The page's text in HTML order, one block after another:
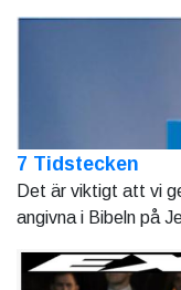
7 Tidstecken
Det är viktigt att vi
angivna i Bibeln på